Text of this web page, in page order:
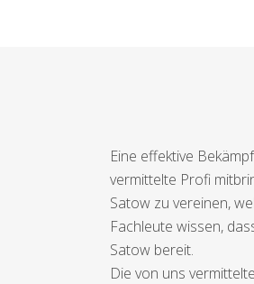
Eine effektive
vermittelte Profi
Satow zu vereinen,
Fachleute wissen,
Satow bereit.
Die von uns